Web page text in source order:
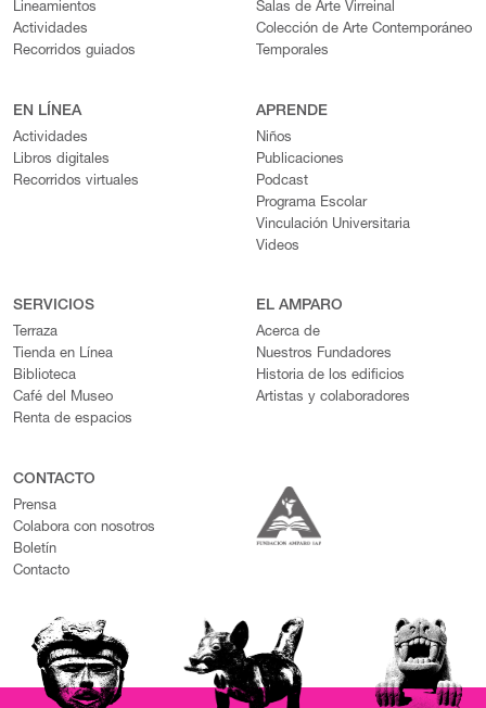
Lineamientos
Actividades
Recorridos guiados
Salas de Arte Virreinal
Colección de Arte Contemporáneo
Temporales
EN LÍNEA
Actividades
Libros digitales
Recorridos virtuales
APRENDE
Niños
Publicaciones
Podcast
Programa Escolar
Vinculación Universitaria
Videos
SERVICIOS
Terraza
Tienda en Línea
Biblioteca
Café del Museo
Renta de espacios
EL AMPARO
Acerca de
Nuestros Fundadores
Historia de los edificios
Artistas y colaboradores
CONTACTO
Prensa
Colabora con nosotros
Boletín
Contacto